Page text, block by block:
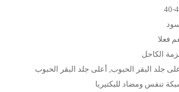
40-
فعلا
الكاحل
جلد البقر الحبوب, أعلى جلد البقر الحبوب
تنفس ومضاد للبكتيريا